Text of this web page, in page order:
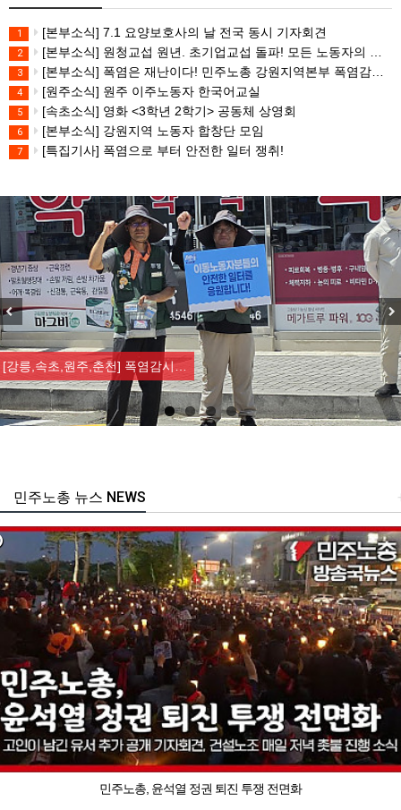
1 [본부소식] 7.1 요양보호사의 날 전국 동시 기자회견
2 [본부소식] 원청교섭 원년. 초기업교섭 돌파! 모든 노동자의 노동기본권 쟁취! 민주노총 7.15 총파업대회
3 [본부소식] 폭염은 재난이다! 민주노총 강원지역본부 폭염감시단 선포 기자회견
4 [원주소식] 원주 이주노동자 한국어교실
5 [속초소식] 영화 <3학년 2학기> 공동체 상영회
6 [본부소식] 강원지역 노동자 합창단 모임
7 [특집기사] 폭염으로 부터 안전한 일터 쟁취!
[강릉,속초,원주,춘천] 폭염감시…
주노총 뉴스 NEWS
민주노총, 윤석열 정권 퇴진 투쟁 전면화